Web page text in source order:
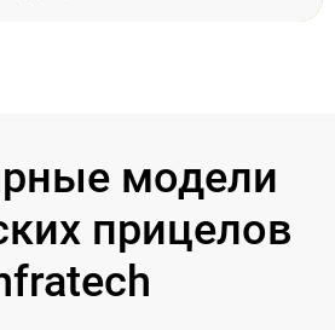
модели
прицелов